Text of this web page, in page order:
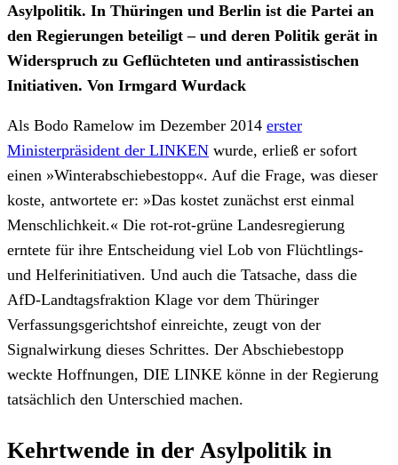
Asylpolitik. In Thüringen und Berlin ist die Partei an
den Regierungen beteiligt – und deren Politik gerät in
Widerspruch zu Geflüchteten und antirassistischen
Initiativen. Von Irmgard Wurdack
Als Bodo Ramelow im Dezember 2014 erster
Ministerpräsident der LINKEN wurde, erließ er sofort
einen »Winterabschiebestopp«. Auf die Frage, was dieser
koste, antwortete er: »Das kostet zunächst erst einmal
Menschlichkeit.« Die rot-rot-grüne Landesregierung
erntete für ihre Entscheidung viel Lob von Flüchtlings-
und Helferinitiativen. Und auch die Tatsache, dass die
AfD-Landtagsfraktion Klage vor dem Thüringer
Verfassungsgerichtshof einreichte, zeugt von der
Signalwirkung dieses Schrittes. Der Abschiebestopp
weckte Hoffnungen, DIE LINKE könne in der Regierung
tatsächlich den Unterschied machen.
Kehrtwende in der Asylpolitik in